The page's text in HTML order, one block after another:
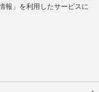
報」を利用したサービスに